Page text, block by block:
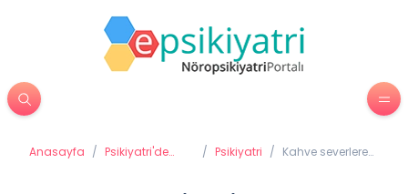
Anasayfa / Psikiyatri'de
/ Psikiyatri / Kahve severlere